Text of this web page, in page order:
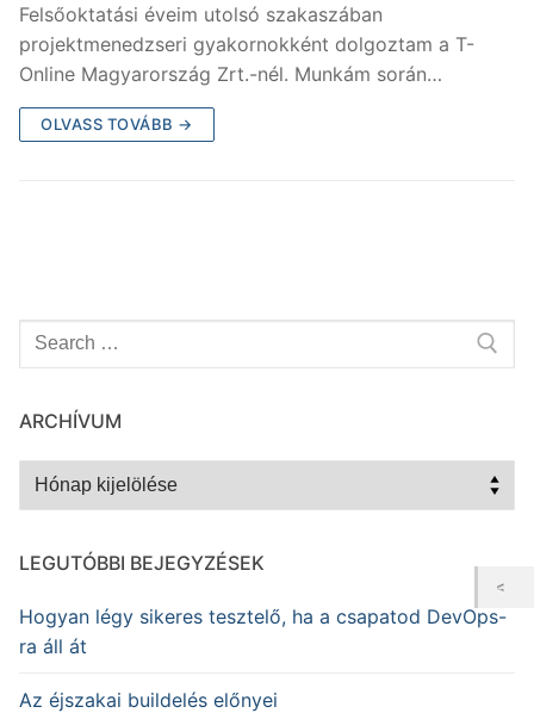
Felsőoktatási éveim utolsó szakaszában
projektmenedzseri gyakornokként dolgoztam a T-
Online Magyarország Zrt.-nél. Munkám során…
OLVASS TOVÁBB →
Keresése:
ARCHÍVUM
Archívum
LEGUTÓBBI BEJEGYZÉSEK
Hogyan légy sikeres tesztelő, ha a csapatod DevOps-
ra áll át
Az éjszakai buildelés előnyei